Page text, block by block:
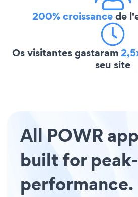
200% croissancede
Os visitantes gastaram
seu site
All POWR
built for peak-
performance.